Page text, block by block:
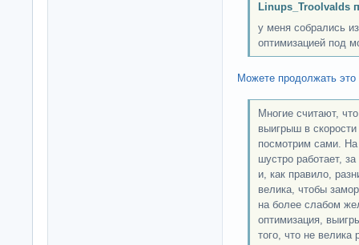
Linups_Troolvalds
у меня собрались
оптимизацией под
Можете продолжать это
Многие считают,
выигрыш в
посмотрим сами.
шустро работает,
и, как правило,
велика, чтобы
на более слабом
оптимизация,
того, что не велика